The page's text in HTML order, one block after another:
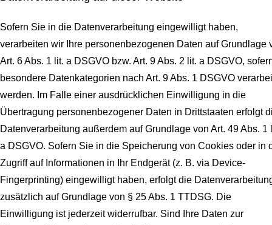
Sofern Sie in die Datenverarbeitung eingewilligt haben,
verarbeiten wir Ihre personenbezogenen Daten auf Grundlage
Art. 6 Abs. 1 lit. a DSGVO bzw. Art. 9 Abs. 2 lit. a DSGVO,
besondere Datenkategorien nach Art. 9 Abs. 1 DSGVO
werden. Im Falle einer ausdrücklichen Einwilligung in die
Übertragung personenbezogener Daten in Drittstaaten erfolgt
Datenverarbeitung außerdem auf Grundlage von Art. 49 Abs. 1
a DSGVO. Sofern Sie in die Speicherung von Cookies oder in
Zugriff auf Informationen in Ihr Endgerät (z. B. via Device-
Fingerprinting) eingewilligt haben, erfolgt die
zusätzlich auf Grundlage von § 25 Abs. 1 TTDSG. Die
Einwilligung ist jederzeit widerrufbar. Sind Ihre Daten zur